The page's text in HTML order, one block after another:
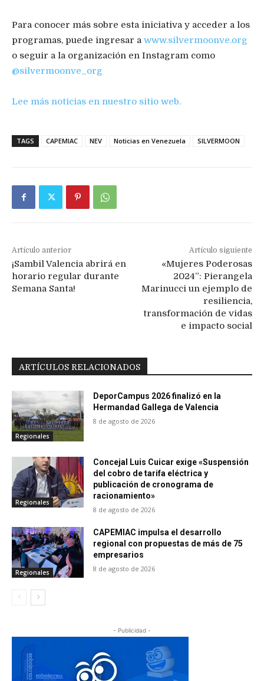
Para conocer más sobre esta iniciativa y acceder a los
programas, puede ingresar a www.silvermoonve.org
o seguir a la organización en Instagram como
@silvermoonve_org
Lee más noticias en nuestro sitio web.
TAGS CAPEMIAC NEV Noticias en Venezuela SILVERMOON
Artículo anterior
¡Sambil Valencia abrirá en
horario regular durante
Semana Santa!
Artículo siguiente
«Mujeres Poderosas
2024”: Pierangela
Marinucci un ejemplo de
resiliencia,
transformación de vidas
e impacto social
ARTÍCULOS RELACIONADOS
Regionales
DeporCampus 2026 finalizó en la
Hermandad Gallega de Valencia
8 de agosto de 2026
Regionales
Concejal Luis Cuicar exige «Suspensión
del cobro de tarifa eléctrica y
publicación de cronograma de
racionamiento»
8 de agosto de 2026
Regionales
CAPEMIAC impulsa el desarrollo
regional con propuestas de más de 75
empresarios
8 de agosto de 2026
- Publicidad -